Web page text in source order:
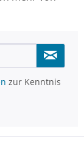
zur Kenntnis